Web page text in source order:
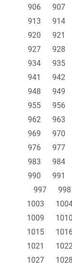
906
907
913
914
920
921
927
928
934
935
941
942
948
949
955
956
962
963
969
970
976
977
983
984
990
991
997
998
1003
1009
1010
1015
1021
1027
1028